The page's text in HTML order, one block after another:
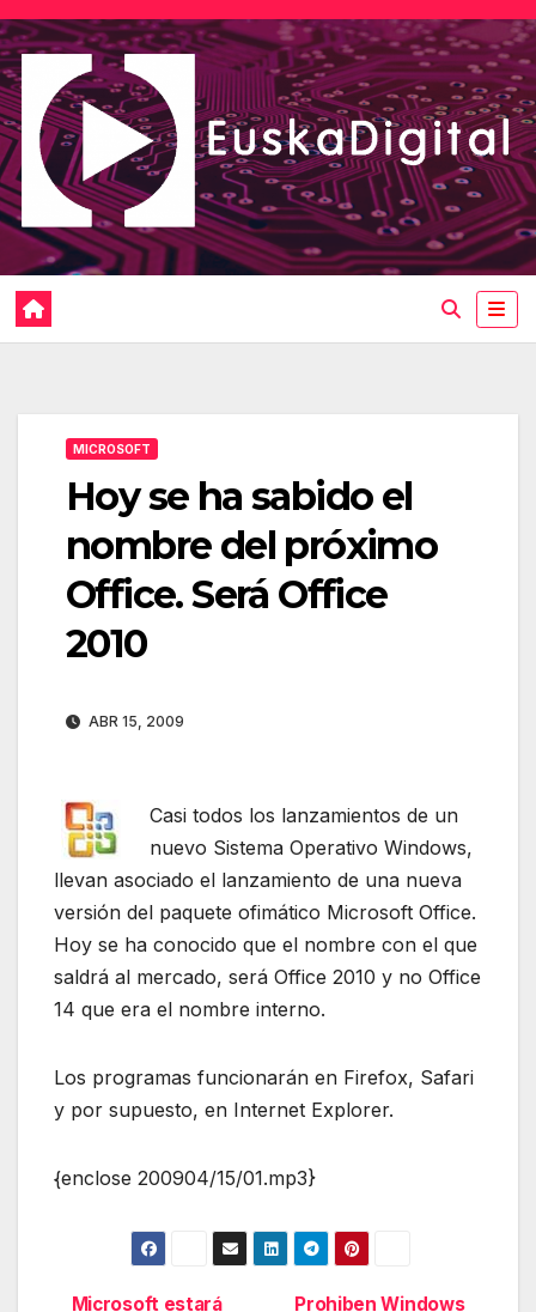
Saltar
al
contenido
MICROSOFT
Hoy se ha sabido el
nombre del próximo
Office. Será Office
2010
ABR 15, 2009
Casi todos los lanzamientos de un
nuevo Sistema Operativo Windows,
llevan asociado el lanzamiento de una nueva
versión del paquete ofimático Microsoft Office.
Hoy se ha conocido que el nombre con el que
saldrá al mercado, será Office 2010 y no Office
14 que era el nombre interno.
Los programas funcionarán en Firefox, Safari
y por supuesto, en Internet Explorer.
{enclose 200904/15/01.mp3}
Prohiben Windows
Microsoft estará